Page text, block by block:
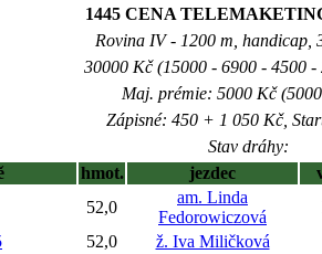
1445 CENA
Rovina IV - 1200 m, handicap,
30000 Kč (15000 - 6900 - 4500 -
Maj. prémie: 5000 Kč
Zápisné: 450 + 1 050 Kč,
Stav dráhy:
hmot. jezdec
52,0
am. Linda
Fedorowiczová
52,0 ž. Iva Miličková